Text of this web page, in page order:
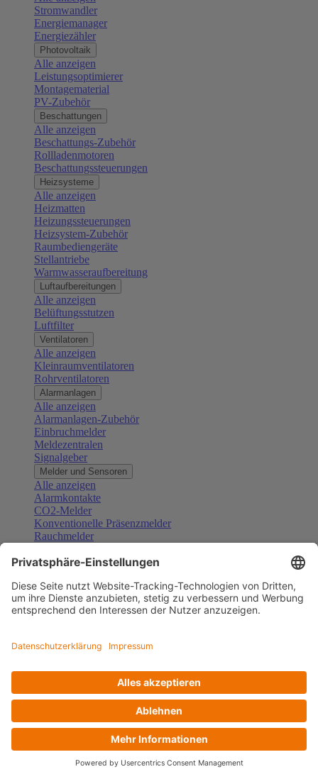
Stromwandler
Energiemanager
Energiezähler
Photovoltaik
Alle anzeigen
Leistungsoptimierer
Montagematerial
PV-Zubehör
Beschattungen
Alle anzeigen
Beschattungs-Zubehör
Rollladenmotoren
Beschattungssteuerungen
Heizsysteme
Alle anzeigen
Heizmatten
Heizungssteuerungen
Heizsystem-Zubehör
Raumbediengeräte
Stellantriebe
Warmwasseraufbereitung
Luftaufbereitungen
Alle anzeigen
Belüftungsstutzen
Luftfilter
Ventilatoren
Alle anzeigen
Kleinraumventilatoren
Rohrventilatoren
Alarmanlagen
Alle anzeigen
Alarmanlagen-Zubehör
Einbruchmelder
Meldezentralen
Signalgeber
Melder und Sensoren
Alle anzeigen
Alarmkontakte
CO2-Melder
Konventionelle Präsenzmelder
Rauchmelder
Gefahrenmelder
Türsprechanlagen
Alle anzeigen
Außenstationen
Klingeltaster und Gongs
Sprechanlagen-Sets
Zubehör Türkommunikation
Videoüberwachung
Zubehör Videoüberwachung
Alle anzeigen